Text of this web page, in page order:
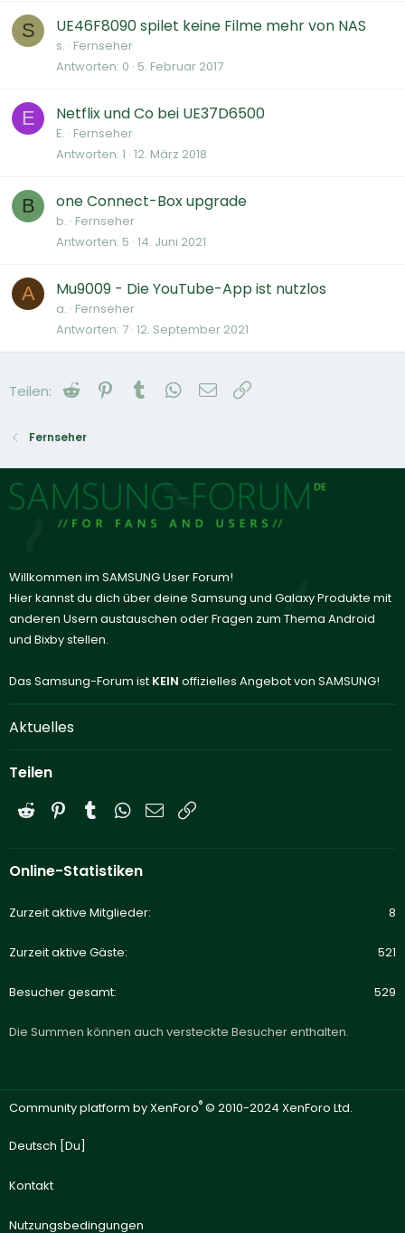
S UE46F8090 spilet keine Filme mehr von NAS
s. Fernseher
Antworten 0 5. Februar 2017
E Netflix und Co bei UE37D6500
E. Fernseher
Antworten 1 12. März 2018
B one Connect-Box upgrade
b. Fernseher
Antworten 5 14. Juni 2021
A Mu9009 - Die YouTube-App ist nutzlos
a. Fernseher
Antworten 7 12. September 2021
Teilen: Reddit Pinterest
Tumblr WhatsApp
E-Mail
Fernseher
Willkommen im SAMSUNG User Forum!
Hier kannst du dich über deine Samsung und Galaxy Produkte mit
anderen Usern austauschen oder Fragen zum Thema Android
und Bixby stellen.
Das Samsung-Forum ist KEIN offizielles Angebot von SAMSUNG!
Aktuelles
Teilen
Reddit PinterestTumblrWhatsApp
E-Mail
Online-Statistiken
Zurzeit aktive Mitglieder 8
Zurzeit aktive Gäste 521
Besucher gesamt 529
Die Summen können auch versteckte Besucher enthalten.
Community platform by XenForo® © 2010-2024 XenForo Ltd.
Deutsch [Du]
Kontakt
Nutzungsbedingungen